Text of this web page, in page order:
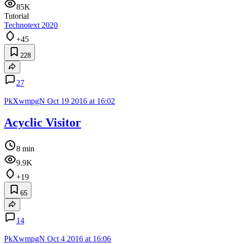
85K
Tutorial
Technotext 2020
+45
228
27
PkXwmpgN Oct 19 2016 at 16:02
Acyclic Visitor
8 min
9.9K
+19
65
14
PkXwmpgN Oct 4 2016 at 16:06